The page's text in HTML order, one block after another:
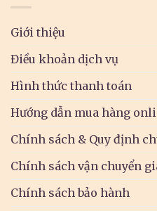
Giới thiệu
Điều khoản dịch vụ
Hình thức thanh toán
Hướng dẫn mua hàng
Chính sách & Quy định
Chính sách vận chuyển
Chính sách bảo hành